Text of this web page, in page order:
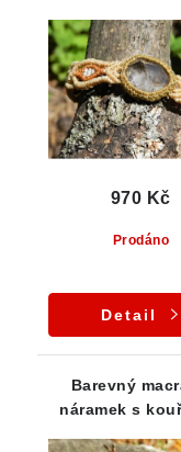
Prodáno
970 Kč
Detail
Barevný
náramek s